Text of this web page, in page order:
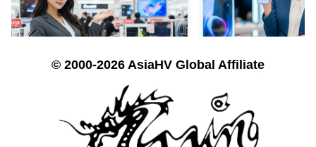
© 2000-2026 AsiaHV Global Affiliate